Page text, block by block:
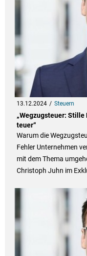
13.12.2024 Steuern
„Wegzugsteuer: Stille
teuer“
Warum die
Fehler Unternehmen
mit dem Thema
Christoph Juhn im